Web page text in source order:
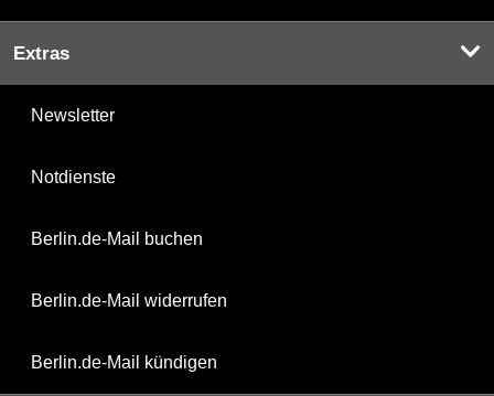
Extras
Newsletter
Notdienste
Berlin.de-Mail buchen
Berlin.de-Mail widerrufen
Berlin.de-Mail kündigen